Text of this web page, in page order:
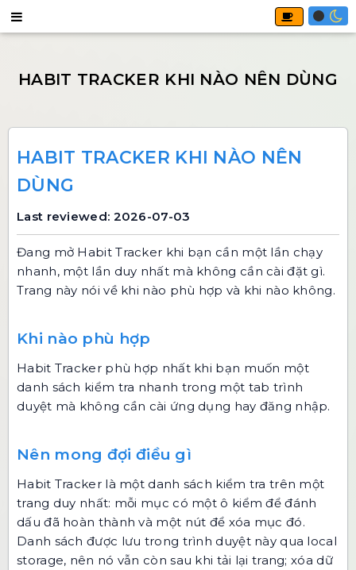
HABIT TRACKER KHI NÀO NÊN
DÙNG
Last reviewed: 2026-07-03
Đang mở Habit Tracker khi bạn cần một lần chạy
nhanh, một lần duy nhất mà không cần cài đặt gì.
Trang này nói về khi nào phù hợp và khi nào không.
Khi nào phù hợp
Habit Tracker phù hợp nhất khi bạn muốn một
danh sách kiểm tra nhanh trong một tab trình
duyệt mà không cần cài ứng dụng hay đăng nhập.
Nên mong đợi điều gì
Habit Tracker là một danh sách kiểm tra trên một
trang duy nhất: mỗi mục có một ô kiểm để đánh
dấu đã hoàn thành và một nút để xóa mục đó.
Danh sách được lưu trong trình duyệt này qua local
storage, nên nó vẫn còn sau khi tải lại trang; xóa dữ